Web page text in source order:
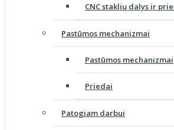
CNC staklių dalys ir
Pastūmos mechanizmai
Pastūmos mechanizmai
Priedai
Patogiam darbui